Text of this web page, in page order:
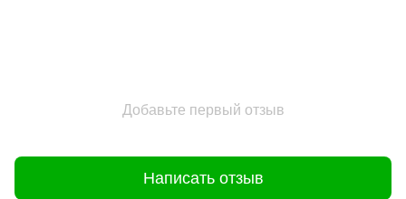
Добавьте первый отзыв
Написать отзыв